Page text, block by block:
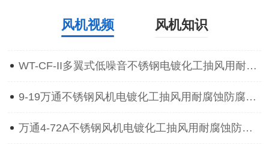
风机视频 风机知识
WT-CF-II多翼式低噪音不锈钢电镀化工抽风用耐腐蚀防腐离心通风机
9-19万通不锈钢风机电镀化工抽风用耐腐蚀防腐防爆离心通风机
万通4-72A不锈钢风机电镀化工抽风用耐腐蚀防腐防爆离心通风机